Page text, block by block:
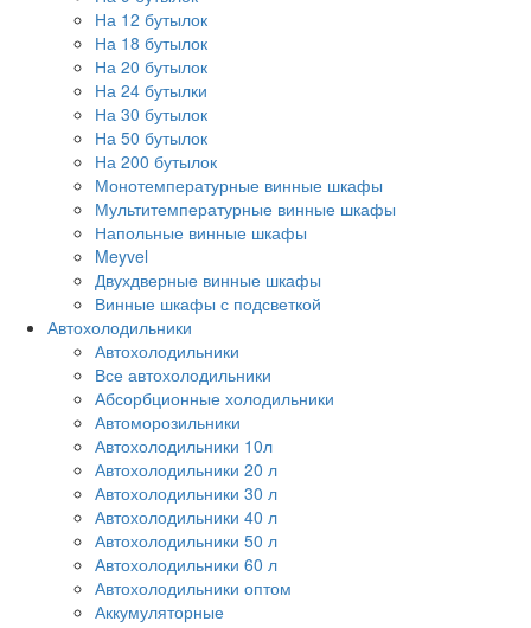
На 12 бутылок
На 18 бутылок
На 20 бутылок
На 24 бутылки
На 30 бутылок
На 50 бутылок
На 200 бутылок
Монотемпературные винные шкафы
Мультитемпературные винные шкафы
Напольные винные шкафы
Meyvel
Двухдверные винные шкафы
Винные шкафы с подсветкой
Автохолодильники
Автохолодильники
Все автохолодильники
Абсорбционные холодильники
Автоморозильники
Автохолодильники 10л
Автохолодильники 20 л
Автохолодильники 30 л
Автохолодильники 40 л
Автохолодильники 50 л
Автохолодильники 60 л
Автохолодильники оптом
Аккумуляторные